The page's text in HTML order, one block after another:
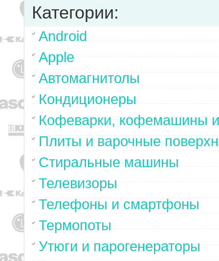
Категории:
Android
Apple
Автомагнитолы
Кондиционеры
Кофеварки, кофемашины
Плиты и варочные
Стиральные машины
Телевизоры
Телефоны и смартфоны
Термопоты
Утюги и парогенераторы